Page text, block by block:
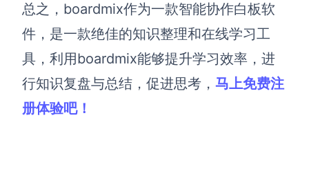
总之， boardmix作为一款智能协作白板软
件，是一款绝佳的知识整理和在线学习工
具，利用boardmix能够提升学习效率，进
行知识复盘与总结，促进思考 ， 马上免费注
册体验吧！